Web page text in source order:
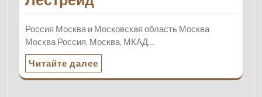
Россия Москва и Московская область Москва
Москва Россия, Москва, МКАД,…
Читайте далее